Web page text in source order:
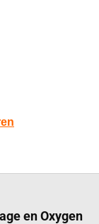
en Oxygen